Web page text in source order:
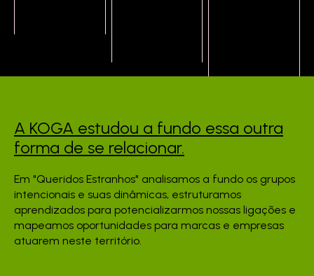
A KOGA estudou a fundo essa outra
forma de se relacionar.
Em "Queridos Estranhos" analisamos a fundo os grupos
intencionais e suas dinâmicas, estruturamos
aprendizados para potencializarmos nossas ligações e
mapeamos oportunidades para marcas e empresas
atuarem neste território.